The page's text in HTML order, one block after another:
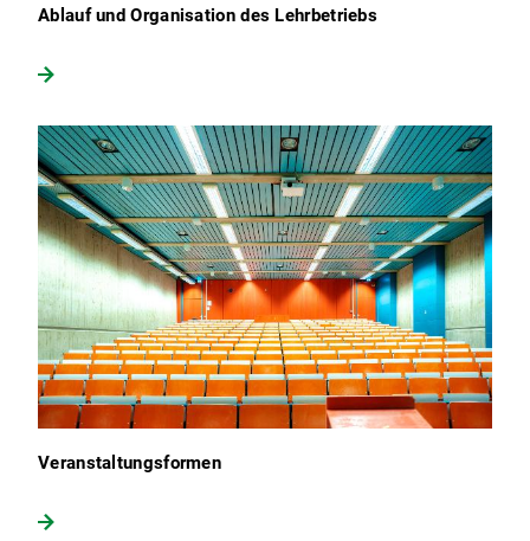
Ablauf und Organisation des Lehrbetriebs
Veranstaltungsformen